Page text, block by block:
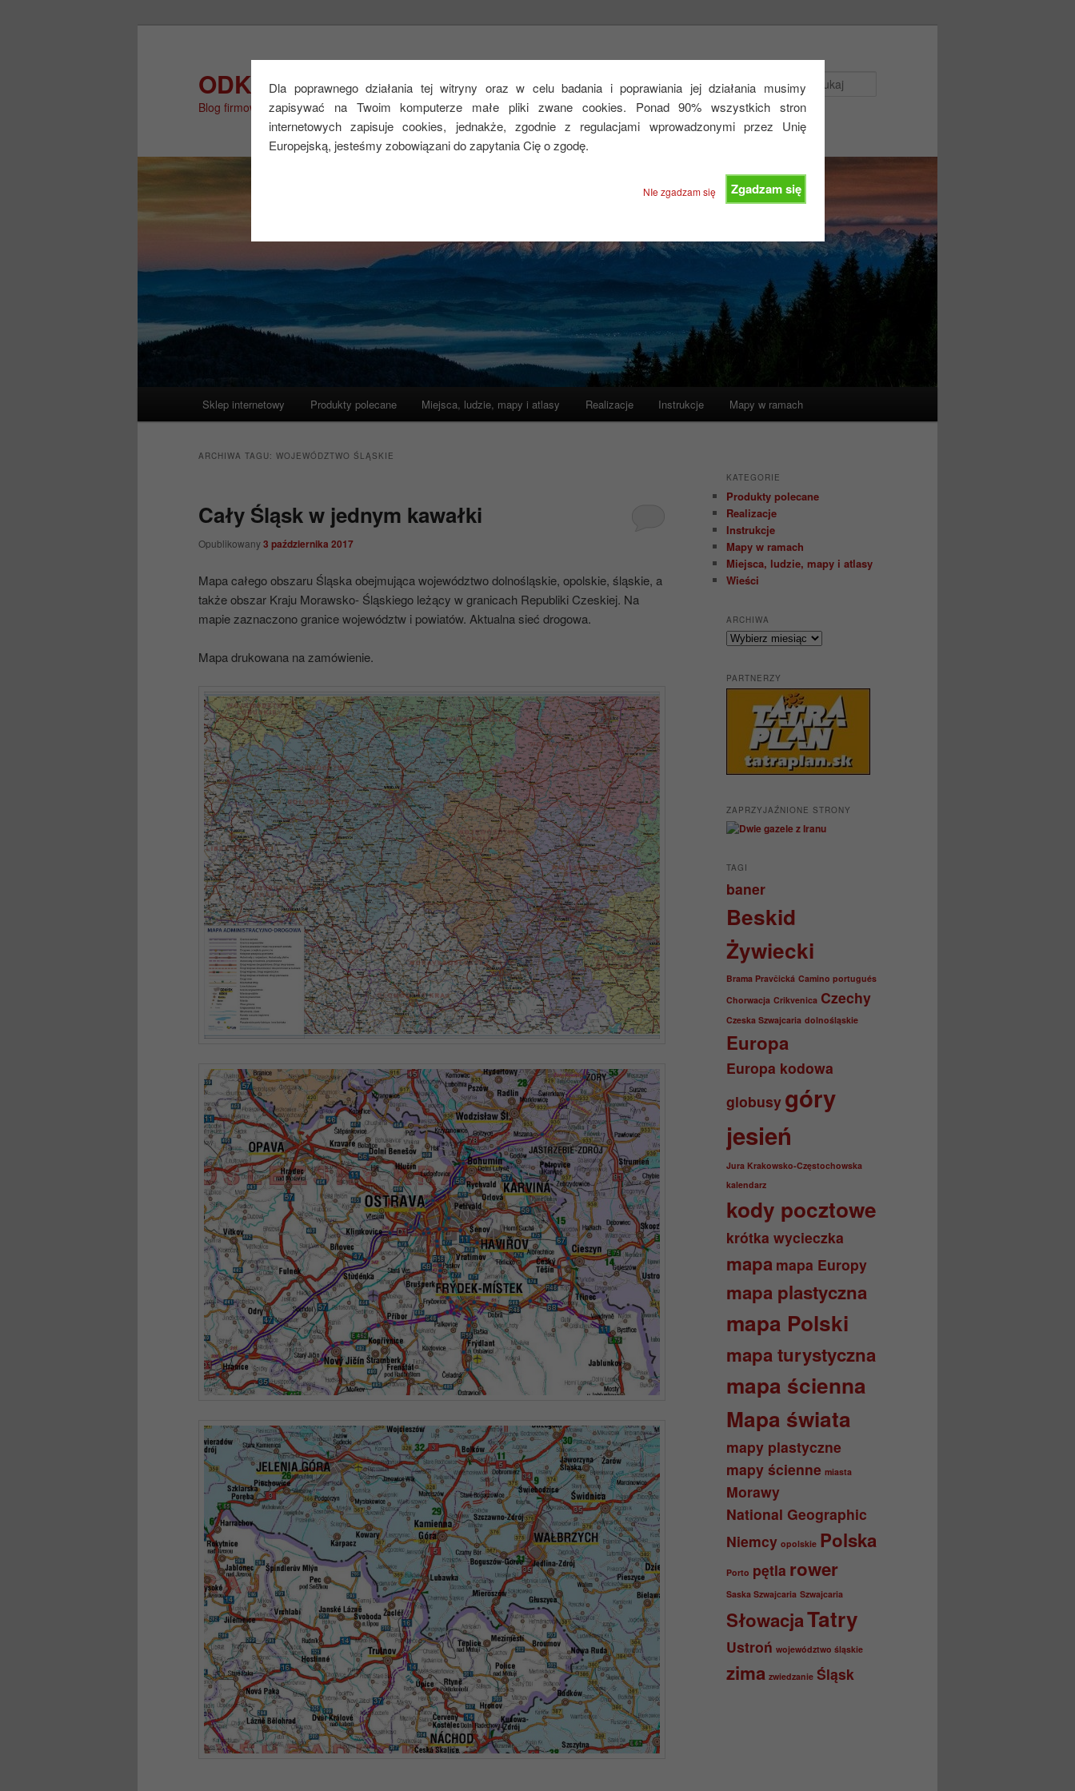
Dla poprawnego działania tej witryny oraz w celu badania i poprawiania jej działania musimy
zapisywać na Twoim komputerze małe pliki zwane cookies. Ponad 90% wszystkich stron
internetowych zapisuje cookies, jednakże, zgodnie z regulacjami wprowadzonymi przez Unię
Europejską, jesteśmy zobowiązani do zapytania Cię o zgodę.
Zgadzam się
NIe zgadzam się
ODKRYJ WIĘCEJ
Blog firmowy
Sklep internetowy Produkty polecane Miejsca, ludzie, mapy i atlasy Realizacje Instrukcje Mapy w ramach
ARCHIWA TAGU: WOJEWÓDZTWO ŚLĄSKIE
Cały Śląsk w jednym kawałki
Opublikowany3 października 2017
Mapa całego obszaru Śląska obejmująca województwo dolnośląskie, opolskie, śląskie, a
także obszar Kraju Morawsko- Śląskiego leżący w granicach Republiki Czeskiej. Na
mapie zaznaczono granice województw i powiatów. Aktualna sieć drogowa.
Mapa drukowana na zamówienie.
KATEGORIE
Produkty polecane
Realizacje
Instrukcje
Mapy w ramach
Miejsca, ludzie, mapy i atlasy
Wieści
ARCHIWA
Archiwa
PARTNERZY
ZAPRZYJAŹNIONE STRONY
TAGI
baner
Beskid
Żywiecki
Brama Pravčická Camino portugués
Chorwacja Crikvenica Czechy
Czeska Szwajcaria dolnośląskie
Europa
Europa kodowa
globusy góry
jesień
Jura Krakowsko-Częstochowska
kalendarz
kody pocztowe
krótka wycieczka
mapa mapa Europy
mapa plastyczna
mapa Polski
mapa turystyczna
mapa ścienna
Mapa świata
mapy plastyczne
mapy ścienne miasta
Morawy
National Geographic
Niemcy opolskie Polska
Porto pętla rower
Saska Szwajcaria Szwajcaria
SłowacjaTatry
Ustroń województwo śląskie
zima zwiedzanie Śląsk